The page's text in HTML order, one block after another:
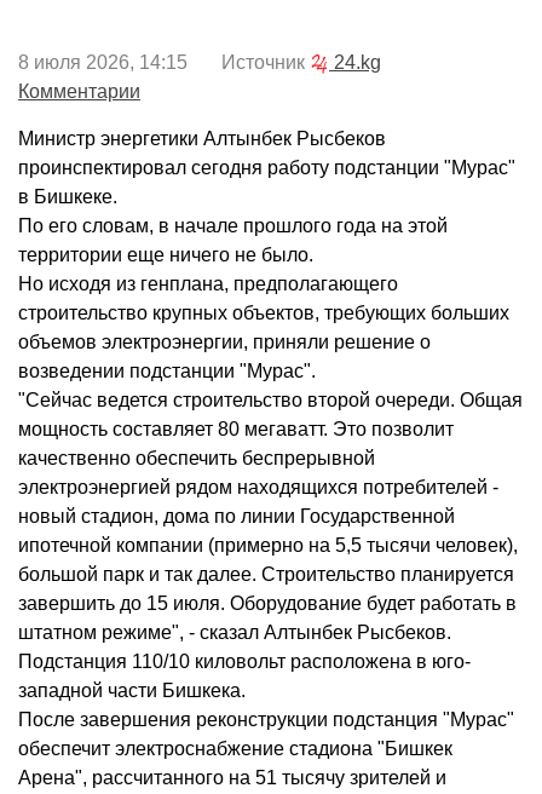
8 июля 2026, 14:15 Источник
24.kg
Комментарии
Министр энергетики Алтынбек Рысбеков
проинспектировал сегодня работу подстанции "Мурас"
в Бишкеке.
По его словам, в начале прошлого года на этой
территории еще ничего не было.
Но исходя из генплана, предполагающего
строительство крупных объектов, требующих больших
объемов электроэнергии, приняли решение о
возведении подстанции "Мурас".
"Сейчас ведется строительство второй очереди. Общая
мощность составляет 80 мегаватт. Это позволит
качественно обеспечить беспрерывной
электроэнергией рядом находящихся потребителей -
новый стадион, дома по линии Государственной
ипотечной компании (примерно на 5,5 тысячи человек),
большой парк и так далее. Строительство планируется
завершить до 15 июля. Оборудование будет работать в
штатном режиме", - сказал Алтынбек Рысбеков.
Подстанция 110/10 киловольт расположена в юго-
западной части Бишкека.
После завершения реконструкции подстанция "Мурас"
обеспечит электроснабжение стадиона "Бишкек
Арена", рассчитанного на 51 тысячу зрителей и